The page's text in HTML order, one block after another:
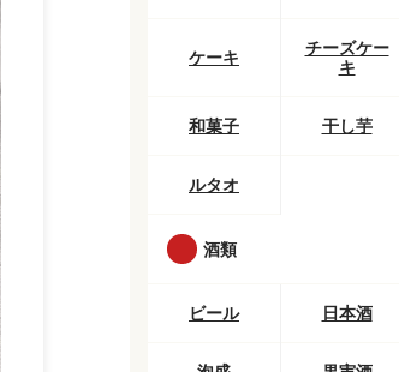
ケーキ
チーズケー
キ
和菓子 干し芋
ルタオ
酒類
ビール 日本酒